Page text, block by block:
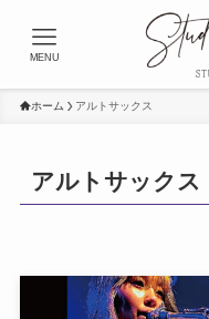
MENU
ホーム アルトサックス
アルトサックス